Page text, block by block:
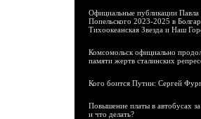
Официальные публикации Павла
Попельского 2023-2025 в
Тихоокеанская Звезда и Наш
Комсомольск официально
памяти жертв сталинских
Кого боится Путин: Сергей
Повышение платы в автобусах за
и что делать?